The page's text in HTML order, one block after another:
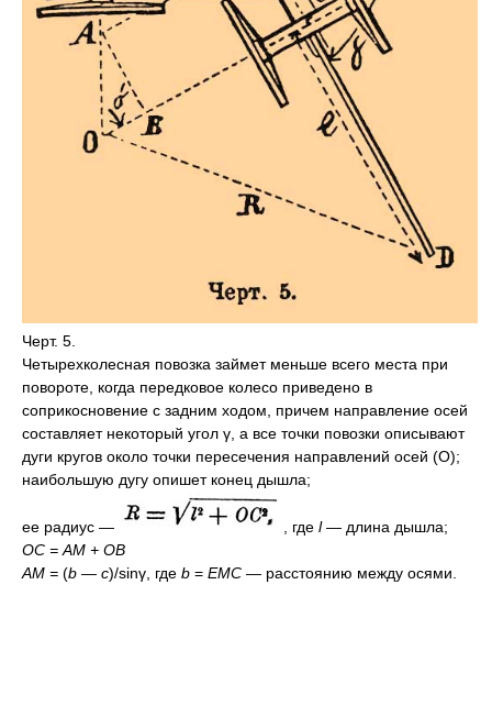
Черт. 5.
Четырехколесная повозка займет меньше всего места при
повороте, когда передковое колесо приведено в
соприкосновение с задним ходом, причем направление осей
составляет некоторый угол γ, а все точки повозки описывают
дуги кругов около точки пересечения направлений осей (О);
наибольшую дугу опишет конец дышла;
ее радиус — , где l— длина дышла;
OC = АМ + ОВ
AM = (b — c)/sinγ, где b = EMC — расстоянию между осями.